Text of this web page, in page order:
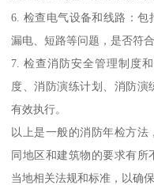
6. 检查电气设备和线路：
漏电、短路等问题，是否符合
7. 检查消防安全管理制度
度、消防演练计划、消防
有效执行。
以上是一般的消防年检方法
同地区和建筑物的要求有所
当地相关法规和标准，以确